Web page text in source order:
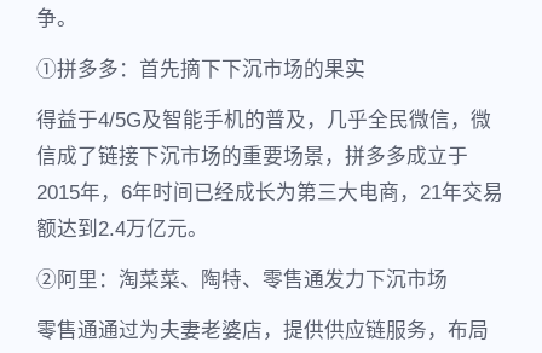
争。
①拼多多：首先摘下下沉市场的果实
得益于4/5G及智能手机的普及，几乎全民微信，微
信成了链接下沉市场的重要场景，拼多多成立于
2015年，6年时间已经成长为第三大电商，21年交易
额达到2.4万亿元。
②阿里：淘菜菜、陶特、零售通发力下沉市场
零售通通过为夫妻老婆店，提供供应链服务，布局